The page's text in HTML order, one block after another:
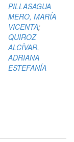
PILLASAGUA
MERO, MARÍA
VICENTA;
QUIROZ
ALCÍVAR,
ADRIANA
ESTEFANÍA